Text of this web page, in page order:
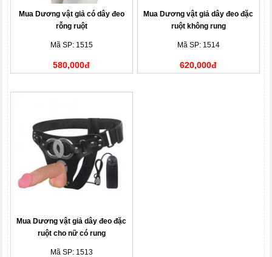
Mua Dương vật giả có dây đeo
rỗng ruột
Mã SP: 1515
580,000đ
Mua Dương vật giả dây đeo đặc
ruột không rung
Mã SP: 1514
620,000đ
Mua Dương vật giả dây đeo đặc
ruột cho nữ có rung
Mã SP: 1513